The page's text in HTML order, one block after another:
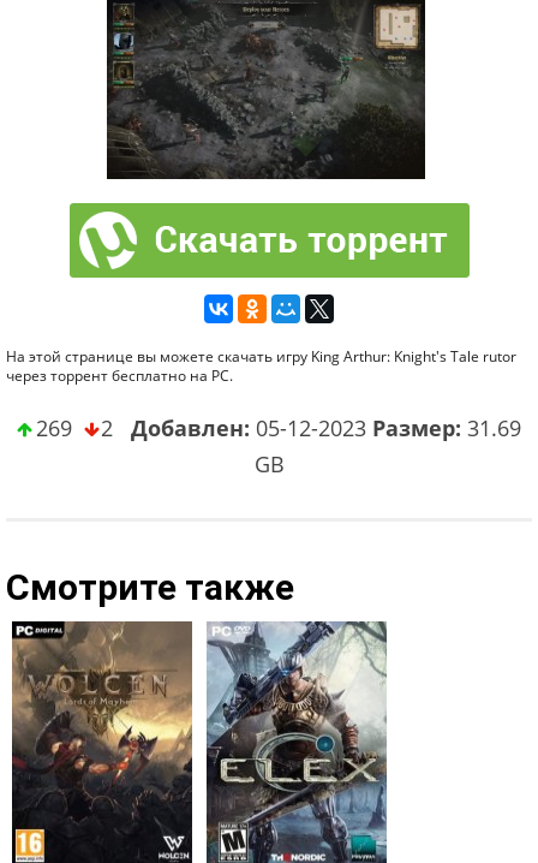
На этой странице вы можете скачать игру King Arthur: Knight's Tale rutor
через торрент бесплатно на PC.
269 2 Добавлен: 05-12-2023 Размер: 31.69
GB
Смотрите также